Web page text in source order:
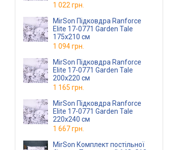
1 022 грн.
MirSon Підковдра Ranforce
Elite 17-0771 Garden Tale
175х210 см
1 094 грн.
MirSon Підковдра Ranforce
Elite 17-0771 Garden Tale
200х220 см
1 165 грн.
MirSon Підковдра Ranforce
Elite 17-0771 Garden Tale
220х240 см
1 667 грн.
MirSon Комплект постільної